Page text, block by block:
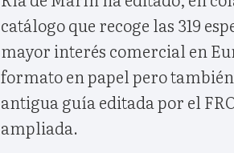
catálogo que recoge las 319
mayor interés comercial en
formato en papel pero
antigua guía editada por el
ampliada.